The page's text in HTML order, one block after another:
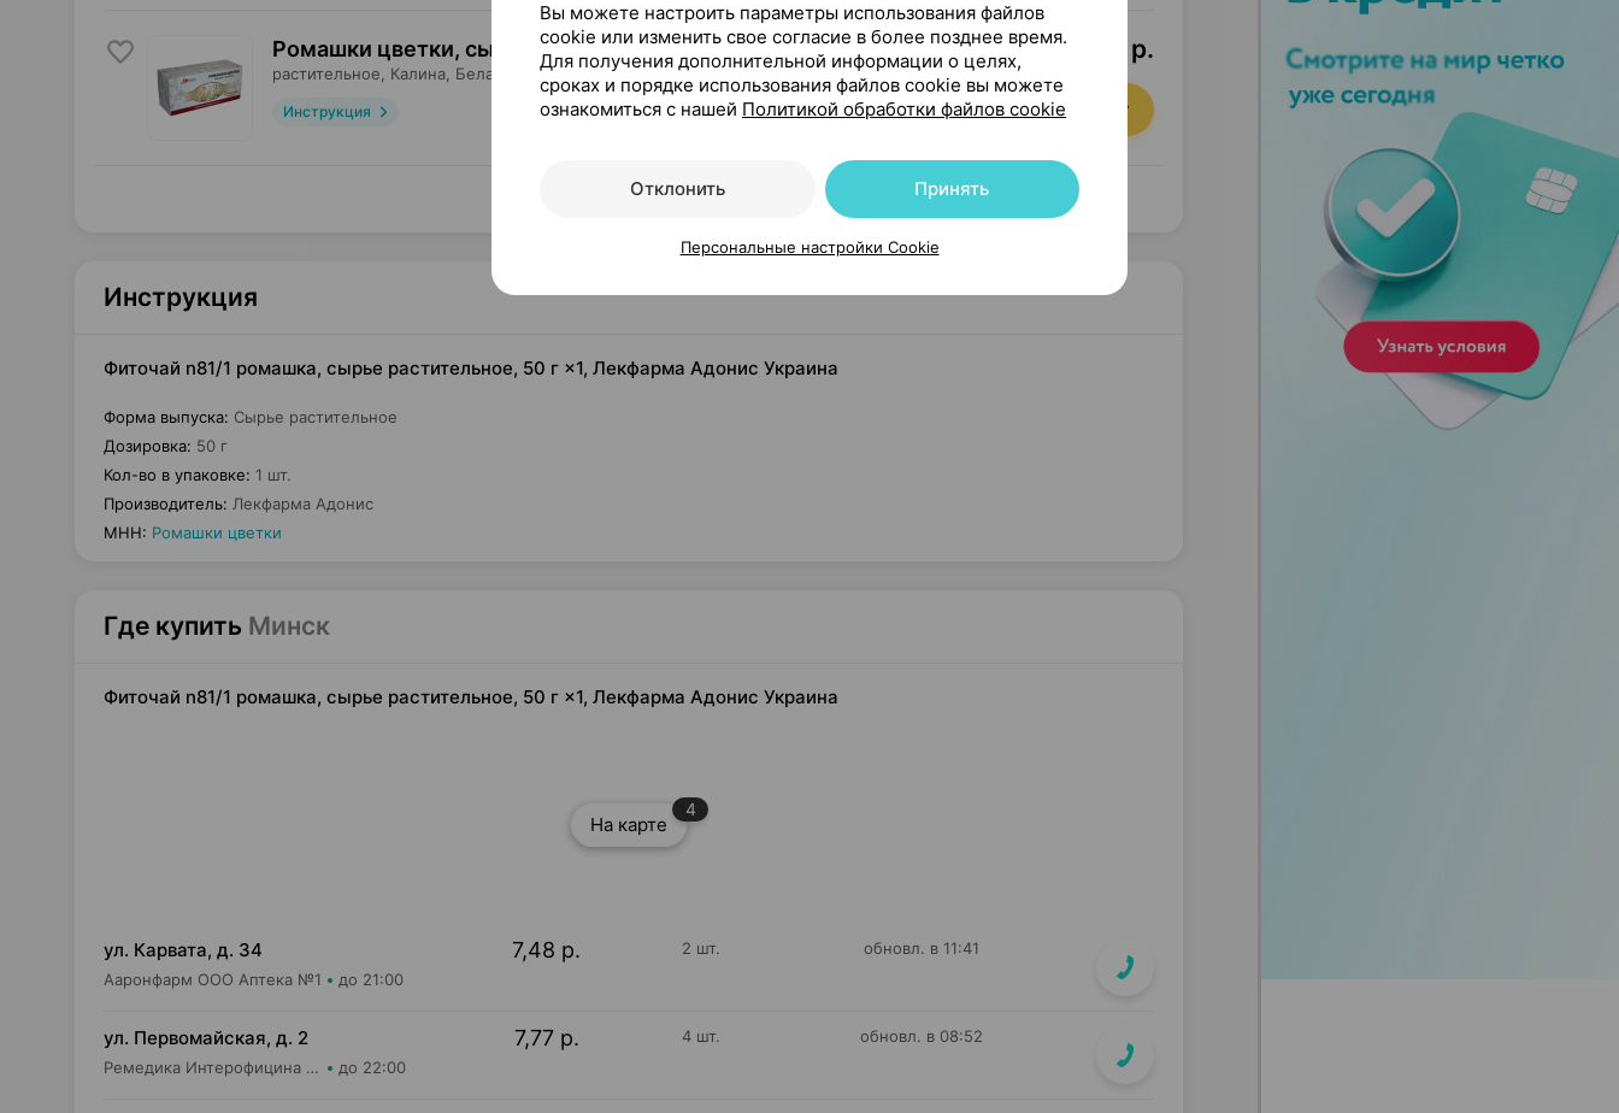
Ромашки цветки, сырье 1.5 г×20
растительное, Калина , Беларусь •без рецепта
Инструкция
4,22 — 6,25 р.
Где купить В корзину
Показать еще
Инструкция
Фиточай n81/1 ромашка, сырье растительное, 50 г ×1, Лекфарма Адонис Украина
Форма выпуска: Сырье растительное
Дозировка: 50 г
Кол-во в упаковке: 1 шт.
Производитель: Лекфарма Адонис
МНН: Ромашки цветки
Где купить Минск
Фиточай n81/1 ромашка, сырье растительное, 50 г ×1, Лекфарма Адонис Украина
На карте
4
ул. Карвата, д. 34
Ааронфарм ООО Аптека №1 до 21:00
7,48 р. 2 шт. обновл. в 11:41
ул. Первомайская, д. 2
Ремедика Интерофицина Плюс ООО Аптека №2 до 22:00
7,77 р. 4 шт. обновл. в 08:52
Вы можете настроить параметры использования файлов
cookie или изменить свое согласие в более позднее время.
Для получения дополнительной информации о целях,
сроках и порядке использования файлов cookie вы можете
ознакомиться с нашей Политикой обработки файлов cookie
Отклонить Принять
Персональные настройки Cookie